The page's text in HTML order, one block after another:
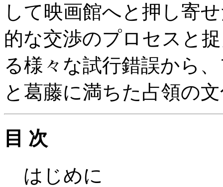
して映画館へと押し寄
的な交渉のプロセスと
る様々な試行錯誤から
と葛藤に満ちた占領の
目 次
はじめに